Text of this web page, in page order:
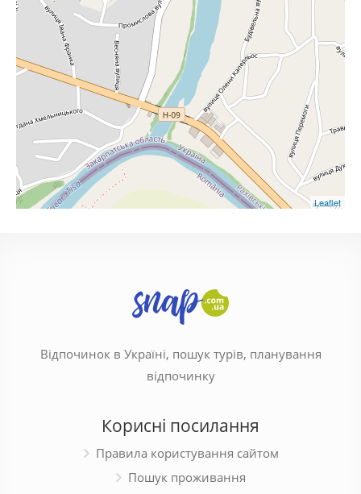
Leaflet
Відпочинок в Україні, пошук турів, планування
відпочинку
Корисні посилання
Правила користування сайтом
Пошук проживання